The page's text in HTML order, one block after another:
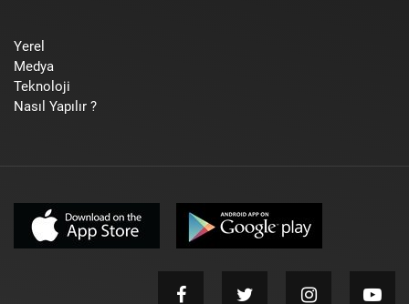
Yerel
Medya
Teknoloji
Nasıl Yapılır ?